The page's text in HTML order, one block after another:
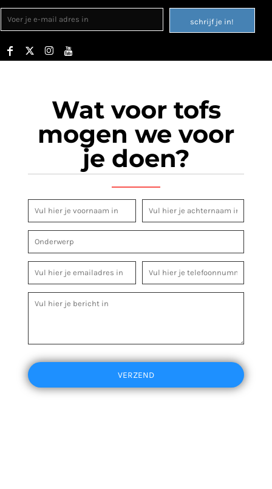
schrijf je in!
Wat voor tofs
mogen we voor
je doen?
VERZEND